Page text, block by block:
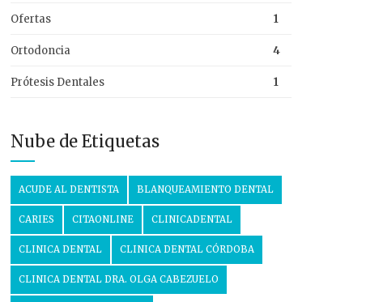
Ofertas 1
Ortodoncia 4
Prótesis Dentales 1
Nube de Etiquetas
ACUDE AL DENTISTA BLANQUEAMIENTO DENTAL
CARIES CITAONLINE CLINICADENTAL
CLINICA DENTAL CLINICA DENTAL CÓRDOBA
CLINICA DENTAL DRA. OLGA CABEZUELO